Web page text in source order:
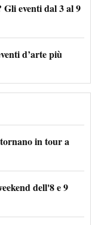
Gli eventi dal 3 al 9
d’arte più
in tour a
dell'8 e 9